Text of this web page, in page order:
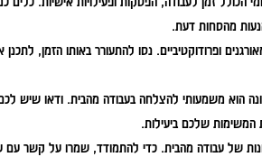
ופרודוקטיביים. נסו להתעורר באותו הזמן, לתכנן
הוא משמעותי להצלחה בעבודה מהבית. ודאו שיש
המשימות שלכם ביעילות.
של עבודה מהבית. כדי להתמודד, שמרו על קשר עם